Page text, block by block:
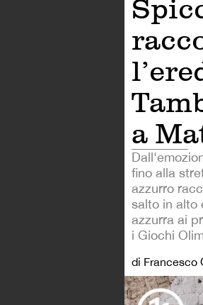
a
fino alla
azzurro
salto in alto
azzurra ai
i Giochi
di Francesco